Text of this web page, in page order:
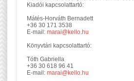
Kiadói kapcsolattartó:
Mátés-Horváth Bernadett
+36 30 171 3538
E-mail:marai@kello.hu
Könyvtári kapcsolattartó:
Tóth Gabriella
+36 30 618 96 41
E-mail:marai@kello.hu